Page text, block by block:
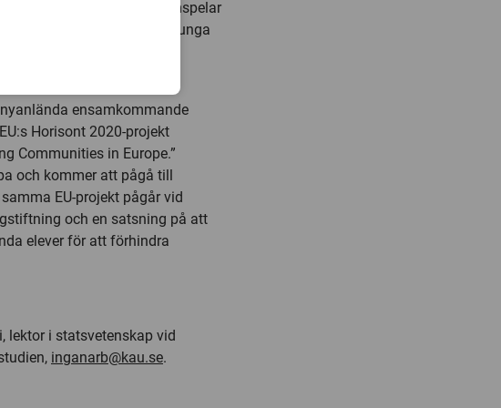
hur organisationer samspelar
för att främja de unga
ensamkommande
Horisont 2020-projekt
Communities in Europe.”
och kommer att pågå till
EU-projekt pågår vid
och en satsning på att
elever för att förhindra
lektor i statsvetenskap vid
inganarb@kau.se.